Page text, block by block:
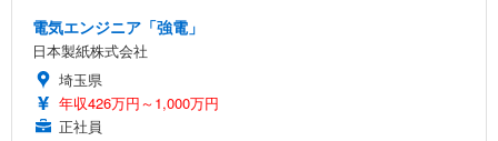
電気エンジニア「強電」
日本製紙株式会社
埼玉県
年収426万円～1,000万円
正社員